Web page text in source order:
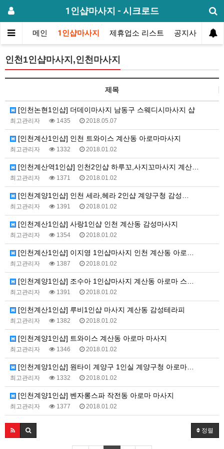
1인샵마사지 - 시크로드
메인 1인샵마사지 제휴업소 리스트 공지사항 방
인천1인샵마사지,인천마사지
제목
[인천논현1인샵] 더데이마사지 남동구 스웨디시마사지 샵
최고관리자 1435 2018.05.07
[인천계산1인샵] 인천 트와이스 계산동 아로마마사지
최고관리자 1332 2018.01.02
[인천계산역1인샵] 인천2인샵 하루꼬,사지꼬마사지 계산…
최고관리자 1371 2018.01.02
[인천계양1인샵] 인천 세라,헤라 2인샵 계양구청 감성…
최고관리자 1391 2018.01.02
[인천계산1인샵] 사랑1인샵 인천 계산동 감성마사지
최고관리자 1354 2018.01.02
[인천계산1인샵] 이지영 1인샵마사지 인천 계산동 아로…
최고관리자 1387 2018.01.02
[인천계양1인샵] 조수아 1인샵마사지 계산동 아로마 스…
최고관리자 1391 2018.01.02
[인천계산1인샵] 루비1인샵 마사지 계산동 감성테라피
최고관리자 1382 2018.01.02
[인천계양1인샵] 트와이스 계산동 아로마 마사지
최고관리자 1346 2018.01.02
[인천계양1인샵] 원타이 계양구 1인실 계양구청 아로마…
최고관리자 1332 2018.01.02
[인천계양1인샵] 벤자롱스파 작전동 아로마 마사지
최고관리자 1377 2018.01.02
정렬